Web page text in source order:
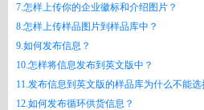
7.怎样上传你的企业徽标和介绍图片？
8.怎样上传样品图片到样品库中？
9.如何发布信息？
10.怎样将信息发布到英文版中？
11.发布信息到英文版的样品库为什么不能选
12.如何发布循环供货信息？